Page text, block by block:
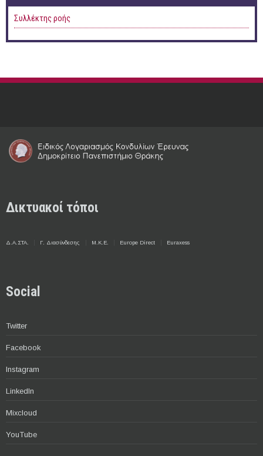
Συλλέκτης ροής
Δικτυακοί τόποι
Δ.Α.ΣΤΑ. Γ. Διασύνδεσης Μ.Κ.Ε. Europe Direct Euraxess
Social
Twitter
Facebook
Instagram
LinkedIn
Mixcloud
YouTube